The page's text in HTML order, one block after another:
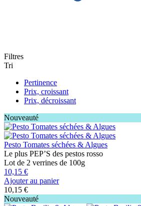
Filtres
Tri
Pertinence
Prix, croissant
Prix, décroissant
Nouveauté
Pesto Tomates séchées & Algues
Le plus PEP’S des pestos rosso
Lot de 2 verrines de 100g
10,15 €
Ajouter au panier
10,15 €
Nouveauté